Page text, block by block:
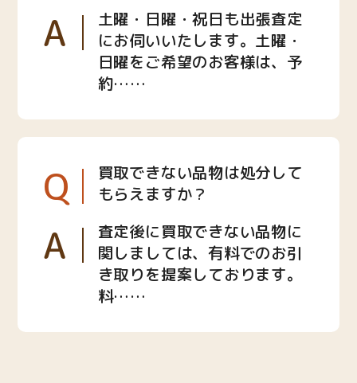
A
土曜・日曜・祝日も出張査定
にお伺いいたします。土曜・
日曜をご希望のお客様は、予
約……
Q
買取できない品物は処分して
もらえますか？
A
査定後に買取できない品物に
関しましては、有料でのお引
き取りを提案しております。
料……